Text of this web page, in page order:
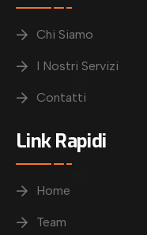
Chi Siamo
I Nostri Servizi
Contatti
Link Rapidi
Home
Team